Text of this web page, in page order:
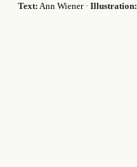
Text: Ann Wiener· Illustration: